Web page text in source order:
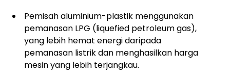
Pemisah aluminium-plastik menggunakan
pemanasan LPG (liquefied petroleum gas),
yang lebih hemat energi daripada
pemanasan listrik dan menghasilkan harga
mesin yang lebih terjangkau.